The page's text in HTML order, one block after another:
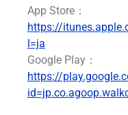
App Store：
https://
l=ja
Google Play：
https://